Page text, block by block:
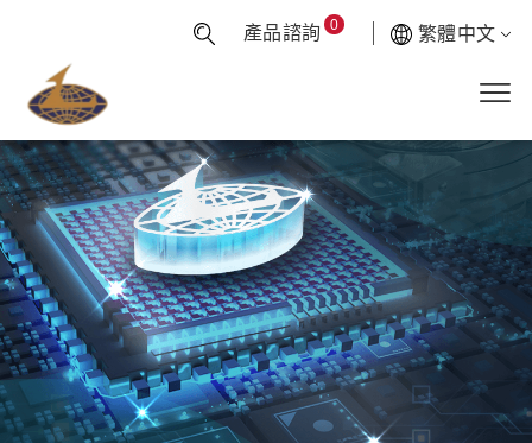
產品諮詢 0 繁體中文